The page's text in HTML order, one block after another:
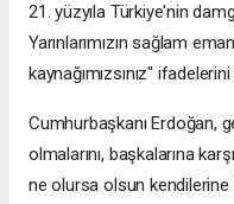
21. yüzyıla Türkiye'nin
Yarınlarımızın sağlam
kaynağımızsınız" ifadelerini
Cumhurbaşkanı Erdoğan,
olmalarını, başkalarına
ne olursa olsun